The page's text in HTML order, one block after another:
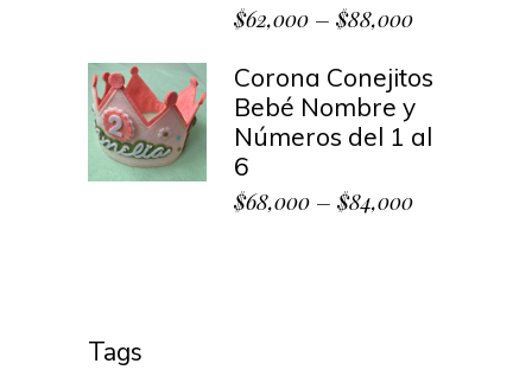
$62,000 – $88,000
Corona Conejitos
Bebé Nombre y
Números del 1 al
6
$68,000 – $84,000
Tags